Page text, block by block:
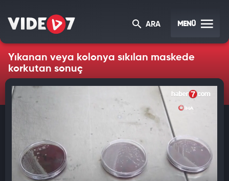
ARA MENÜ
Yıkanan veya kolonya sıkılan maskede
korkutan sonuç